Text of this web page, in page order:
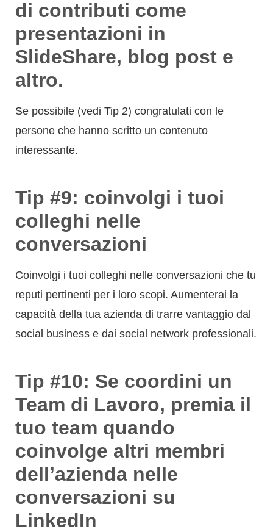
di contributi come
presentazioni in
SlideShare, blog post e
altro.
Se possibile (vedi Tip 2) congratulati con le
persone che hanno scritto un contenuto
interessante.
Tip #9: coinvolgi i tuoi
colleghi nelle
conversazioni
Coinvolgi i tuoi colleghi nelle conversazioni che tu
reputi pertinenti per i loro scopi. Aumenterai la
capacità della tua azienda di trarre vantaggio dal
social business e dai social network professionali.
Tip #10: Se coordini un
Team di Lavoro, premia il
tuo team quando
coinvolge altri membri
dell’azienda nelle
conversazioni su
LinkedIn